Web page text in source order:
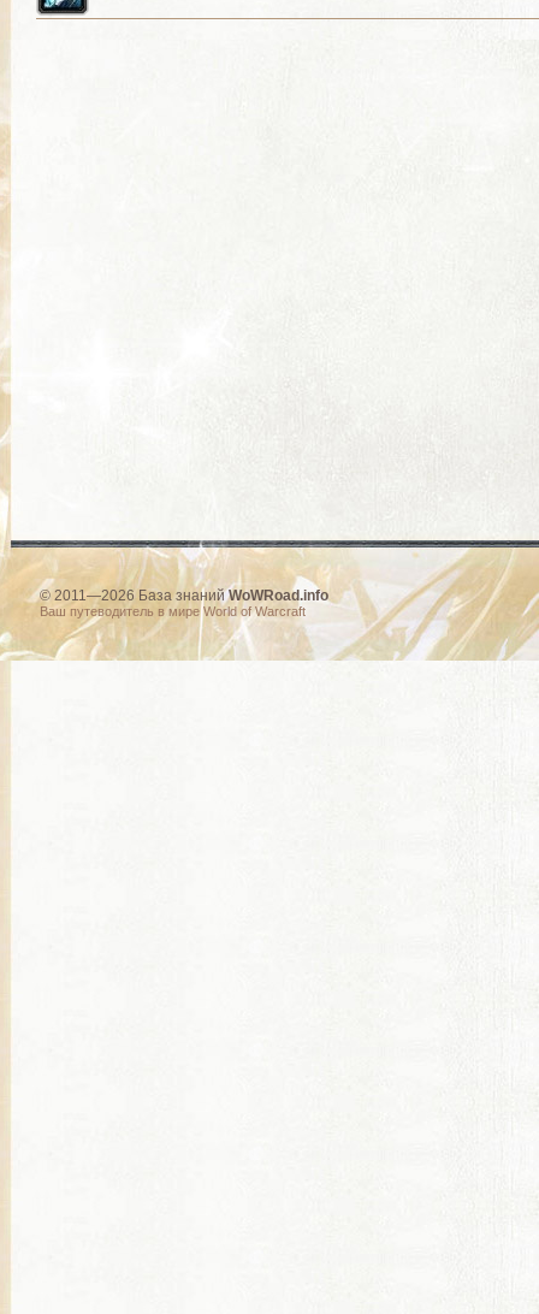
© 2011—2026 База знанийWoWRoad.info
Ваш путеводитель в мире World of Warcraft